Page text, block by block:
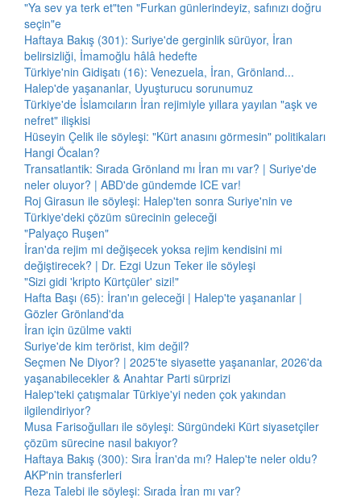
"Ya sev ya terk et"ten "Furkan günlerindeyiz, safınızı doğru
seçin"e
Haftaya Bakış (301): Suriye'de gerginlik sürüyor, İran
belirsizliği, İmamoğlu hâlâ hedefte
Türkiye'nin Gidişatı (16): Venezuela, İran, Grönland...
Halep'de yaşananlar, Uyuşturucu sorunumuz
Türkiye'de İslamcıların İran rejimiyle yıllara yayılan "aşk ve
nefret" ilişkisi
Hüseyin Çelik ile söyleşi: "Kürt anasını görmesin" politikaları
Hangi Öcalan?
Transatlantik: Sırada Grönland mı İran mı var? | Suriye'de
neler oluyor? | ABD'de gündemde ICE var!
Roj Girasun ile söyleşi: Halep'ten sonra Suriye'nin ve
Türkiye'deki çözüm sürecinin geleceği
"Palyaço Ruşen"
İran'da rejim mi değişecek yoksa rejim kendisini mi
değiştirecek? | Dr. Ezgi Uzun Teker ile söyleşi
"Sizi gidi 'kripto Kürtçüler' sizi!"
Hafta Başı (65): İran'ın geleceği | Halep'te yaşananlar |
Gözler Grönland'da
İran için üzülme vakti
Suriye'de kim terörist, kim değil?
Seçmen Ne Diyor? | 2025'te siyasette yaşananlar, 2026'da
yaşanabilecekler & Anahtar Parti sürprizi
Halep'teki çatışmalar Türkiye'yi neden çok yakından
ilgilendiriyor?
Musa Farisoğulları ile söyleşi: Sürgündeki Kürt siyasetçiler
çözüm sürecine nasıl bakıyor?
Haftaya Bakış (300): Sıra İran'da mı? Halep'te neler oldu?
AKP'nin transferleri
Reza Talebi ile söyleşi: Sırada İran mı var?